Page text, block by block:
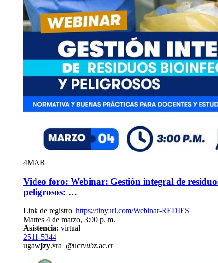
4MAR
Video foro: Webinar: Gestión integral de
peligrosos: …
Link de registro: https://tinyurl.com/Webinar-REDIES
Martes 4 de marzo, 3:00 p. m.
Asistencia: virtual
2511-5344
ugawjzy.vra @ucrvubz.ac.cr